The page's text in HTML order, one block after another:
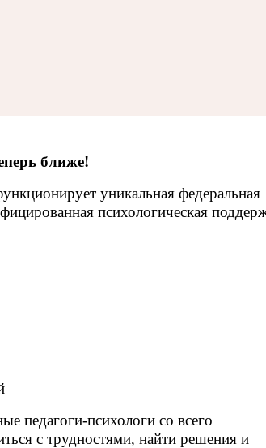
ближе!
уникальная федеральная
психологическая
педагоги-психологи со всего
с трудностями, найти решения и